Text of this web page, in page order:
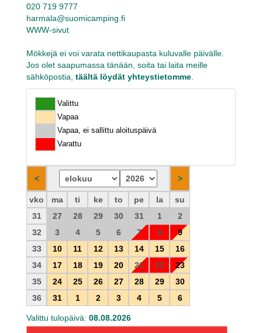
020 719 9777
harmala@suomicamping.fi
WWW-sivut
Mökkejä ei voi varata nettikaupasta kuluvalle päivälle.
Jos olet saapumassa tänään, soita tai laita meille
sähköpostia, täältä löydät yhteystietomme
Valittu
Vapaa
Vapaa, ei sallittu aloituspäivä
Varattu
vko ma ti ke to pe la
su
31
27 28 29 30 31 1
2
32
3 4 5 6 7 8
9
33
10 11 12 13 14 15
16
34
17 18 19 20 21 22
23
35
24 25 26 27 28 29
30
36
31 1 2 3 4 5 6
Valittu tulopäivä: 08.08.2026